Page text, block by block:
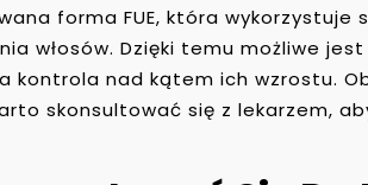
forma FUE, która
włosów. Dzięki temu możliwe
kontrola nad kątem ich wzrostu.
skonsultować się z lekarzem,